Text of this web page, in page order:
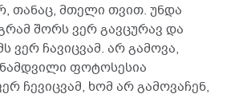
თანაც, მთელი თვით. უნდა
შორს ვერ გავცურავ და
ვერ ჩავიცვამ. არ გამოვა,
ფოტოსესია
ჩევიცვამ, ხომ არ გამოვაჩენ,